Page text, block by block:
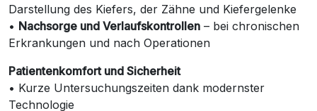
Darstellung des Kiefers, der Zähne und Kiefergelenke
• Nachsorge und Verlaufskontrollen – bei chronischen
Erkrankungen und nach Operationen
Patientenkomfort und Sicherheit
• Kurze Untersuchungszeiten dank modernster
Technologie